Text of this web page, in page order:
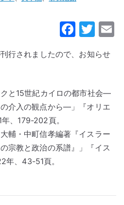
F
c
b
o
k
T
it
r
行されましたので、お知らせ
と15世紀カイロの都市社会—
介入の観点から—」『オリエ
、179-202頁。
輔・中町信孝編著『イスラー
宗教と政治の系譜』」『イス
年、43-51頁。